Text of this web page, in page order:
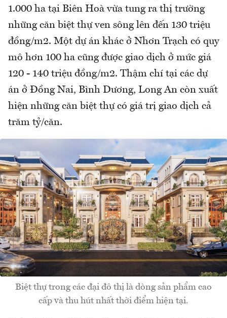
1.000 ha tại Biên Hoà vừa tung ra thị trường
những căn biệt thự ven sông lên đến 130 triệu
đồng/m2. Một dự án khác ở Nhơn Trạch có quy
mô hơn 100 ha cũng được giao dịch ở mức giá
120 - 140 triệu đồng/m2. Thậm chí tại các dự
án ở Đồng Nai, Bình Dương, Long An còn xuất
hiện những căn biệt thự có giá trị giao dịch cả
trăm tỷ/căn.
Biệt thự trong các đại đô thị là dòng sản phẩm cao
cấp và thu hút nhất thời điểm hiện tại.